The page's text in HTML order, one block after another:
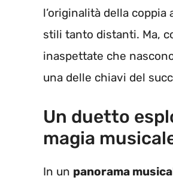
l’originalità della
stili tanto distanti. Ma,
inaspettate che
una delle chiavi del
Un duetto
magia
In un panorama